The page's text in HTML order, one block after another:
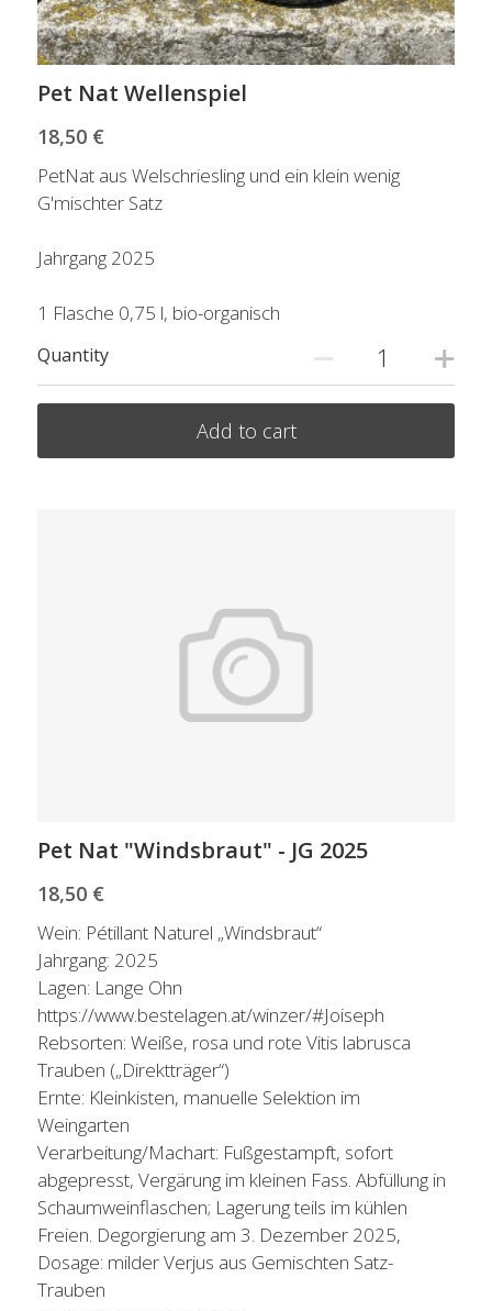
Pet Nat Wellenspiel
18,50 €
PetNat aus Welschriesling und ein klein wenig
G'mischter Satz
Jahrgang 2025
1 Flasche 0,75 l, bio-organisch
Quantity
Add to cart
Pet Nat "Windsbraut" - JG 2025
18,50 €
Wein: Pétillant Naturel „Windsbraut“
Jahrgang: 2025
Lagen: Lange Ohn
https://www.bestelagen.at/winzer/#Joiseph
Rebsorten: Weiße, rosa und rote Vitis labrusca
Trauben („Direktträger“)
Ernte: Kleinkisten, manuelle Selektion im
Weingarten
Verarbeitung/Machart: Fußgestampft, sofort
abgepresst, Vergärung im kleinen Fass. Abfüllung in
Schaumweinflaschen; Lagerung teils im kühlen
Freien. Degorgierung am 3. Dezember 2025,
Dosage: milder Verjus aus Gemischten Satz-
Trauben